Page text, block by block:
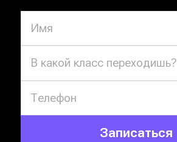
В какой класс переходишь?
Записаться